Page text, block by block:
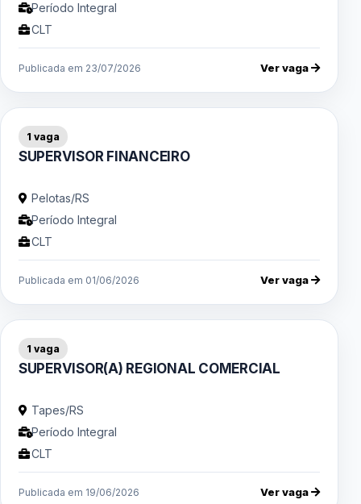
Período Integral
CLT
Publicada em 23/07/2026 Ver vaga
1 vaga
SUPERVISOR FINANCEIRO
Pelotas/RS
Período Integral
CLT
Publicada em 01/06/2026 Ver vaga
1 vaga
SUPERVISOR(A) REGIONAL COMERCIAL
Tapes/RS
Período Integral
CLT
Publicada em 19/06/2026 Ver vaga